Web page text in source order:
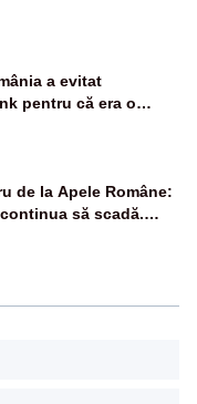
a evitat
pentru că era o
și fondurile de
de la Apele Române:
să scadă.
închide în 4 zile